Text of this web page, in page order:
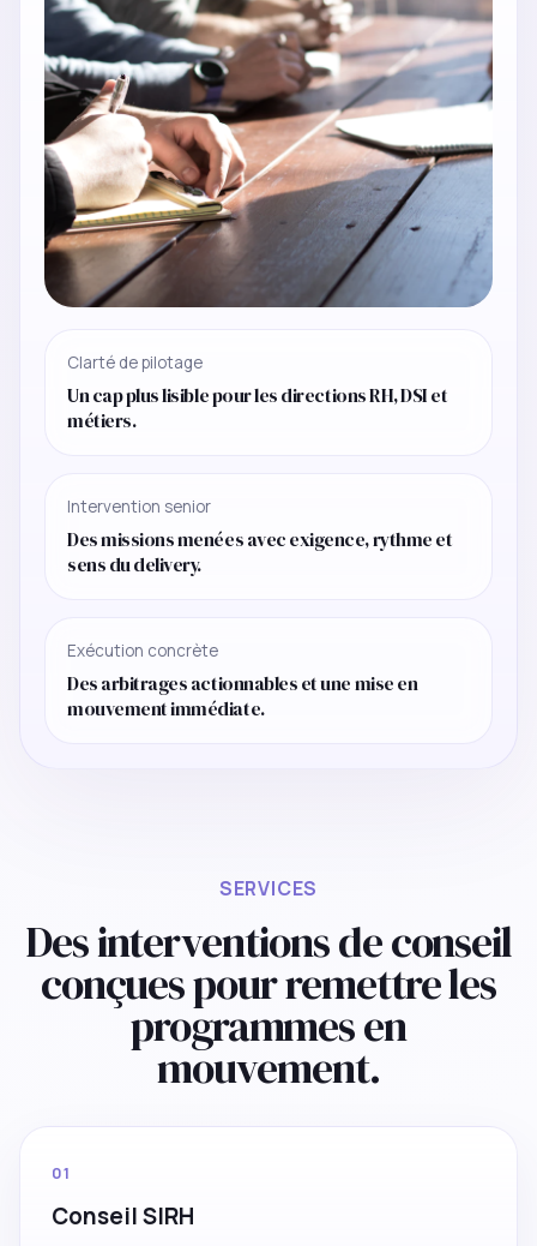
Clarté de pilotage
Un cap plus lisible pour les directions RH, DSI et
métiers.
Intervention senior
Des missions menées avec exigence, rythme et
sens du delivery.
Exécution concrète
Des arbitrages actionnables et une mise en
mouvement immédiate.
SERVICES
Des interventions de conseil
conçues pour remettre les
programmes en
mouvement.
01
Conseil SIRH